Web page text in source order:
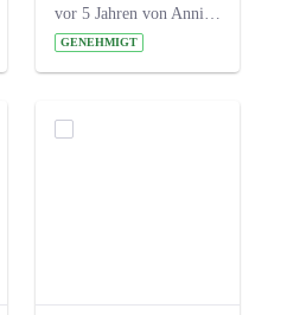
vor 5 Jahren von Anni Schlumberger
GENEHMIGT